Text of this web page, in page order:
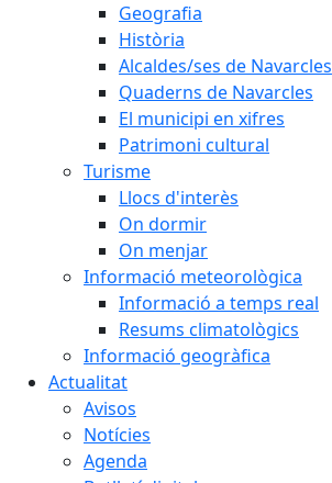
Geografia
Història
Alcaldes/ses de Navarcles
Quaderns de Navarcles
El municipi en xifres
Patrimoni cultural
Turisme
Llocs d'interès
On dormir
On menjar
Informació meteorològica
Informació a temps real
Resums climatològics
Informació geogràfica
Actualitat
Avisos
Notícies
Agenda